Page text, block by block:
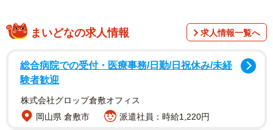
記録を樹立しました。これまでに獲得したタイトル数は、
ます。祖父と父もプロ棋士という一家に育ったそうです。
一方、夫の横塚力さん（30）は、妻と同じ七段の実力者で
す。
まいどなの求人情報 求人情報一覧へ
総合病院での受付・医療事務/日勤/日祝休み/未経
験者歓迎
株式会社グロップ倉敷オフィス
岡山県 倉敷市
派遣社員：時給1,220円